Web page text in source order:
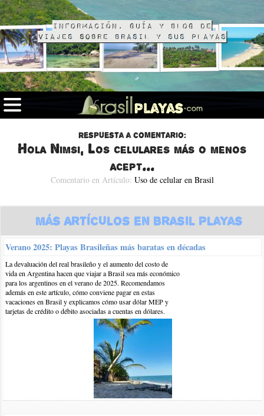
Información, guía y blog de
viajes sobre Brasil y sus playas
Respuesta a comentario:
Hola Nimsi, Los celulares más o menos
acept...
Comentario en Artículo: Uso de celular en Brasil
8-nov-2017 | por BrasilPlayas
Más Artículos en Brasil Playas
Verano 2025: Playas Brasileñas más baratas en décadas
La devaluación del real brasileño y el aumento del costo de
vida en Argentina hacen que viajar a Brasil sea más económico
para los argentinos en el verano de 2025. Recomendamos
además en este artículo, cómo conviene pagar en estas
vacaciones en Brasil y explicamos cómo usar dólar MEP y
tarjetas de crédito o débito asociadas a cuentas en dólares.